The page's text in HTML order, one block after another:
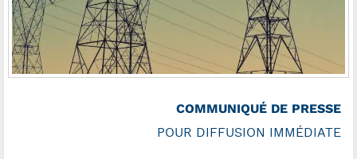
COMMUNIQUÉ DE PRESSE
POUR DIFFUSION IMMÉDIATE